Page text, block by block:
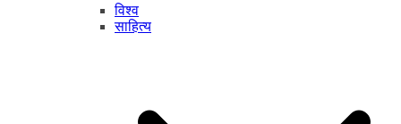
विश्व
साहित्य